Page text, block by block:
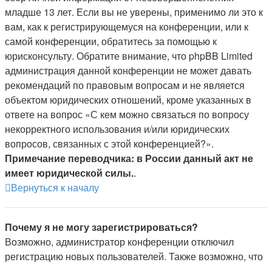
младше 13 лет. Если вы не уверены, применимо ли это к
вам, как к регистрирующемуся на конференции, или к
самой конференции, обратитесь за помощью к
юрисконсульту. Обратите внимание, что phpBB Limited
администрация данной конференции не может давать
рекомендаций по правовым вопросам и не является
объектом юридических отношений, кроме указанных в
ответе на вопрос «С кем можно связаться по вопросу
некорректного использования и/или юридических
вопросов, связанных с этой конференцией?».
Примечание переводчика: в России данный акт не
имеет юридической силы..
Вернуться к началу
Почему я не могу зарегистрироваться?
Возможно, администратор конференции отключил
регистрацию новых пользователей. Также возможно, что